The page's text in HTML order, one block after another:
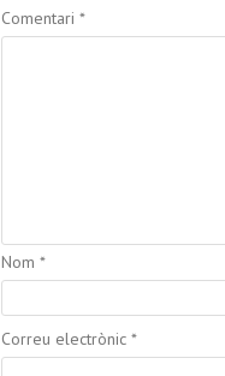
Comentari *
Nom *
Correu electrònic *